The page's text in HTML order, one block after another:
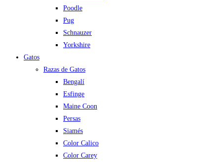
Poodle
Pug
Schnauzer
Yorkshire
Gatos
Razas de Gatos
Bengalí
Esfinge
Maine Coon
Persas
Siamés
Color Calico
Color Carey